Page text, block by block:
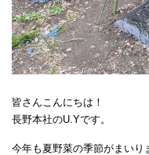
皆さんこんにちは！
長野本社のU.Yです。
今年も夏野菜の季節がまい